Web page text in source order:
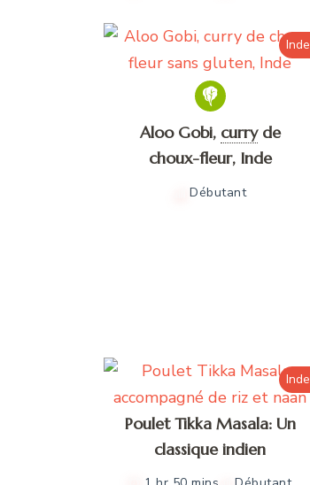
Inde
Aloo Gobi, curry de
choux-fleur, Inde
Débutant
Inde
Poulet Tikka Masala: Un
classique indien